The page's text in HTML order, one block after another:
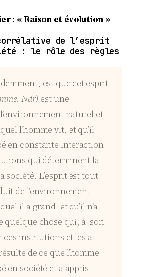
: « Raison et évolution »
de l’esprit
: le rôle des règles
est que cet esprit
Ndr) est une
naturel et
l’homme vit, et qu’il
en constante interaction
qui déterminent la
société. L’esprit est tout
de l’environnement
il a grandi et qu’il n’a
quelque chose qui, à son
ces institutions et les a
de ce que l’homme
en société et a appris